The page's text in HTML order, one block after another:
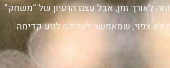
לאורך זמן, אבל עצם הרעיון של “משחק”
לא צפוי, שמאפשר לעלילה לנוע קדימה